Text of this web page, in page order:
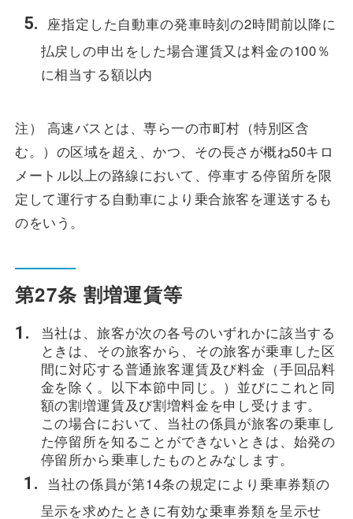
座指定した自動車の発車時刻の2時間前以降に
払戻しの申出をした場合運賃又は料金の100％
に相当する額以内
注） 高速バスとは、専ら一の市町村（特別区含
む。）の区域を超え、かつ、その長さが概ね50キロ
メートル以上の路線において、停車する停留所を限
定して運行する自動車により乗合旅客を運送するも
のをいう。
第27条 割増運賃等
当社は、旅客が次の各号のいずれかに該当する
ときは、その旅客から、その旅客が乗車した区
間に対応する普通旅客運賃及び料金（手回品料
金を除く。以下本節中同じ。）並びにこれと同
額の割増運賃及び割増料金を申し受けます。
この場合において、当社の係員が旅客の乗車し
た停留所を知ることができないときは、始発の
停留所から乗車したものとみなします。
当社の係員が第14条の規定により乗車券類の
呈示を求めたときに有効な乗車券類を呈示せ